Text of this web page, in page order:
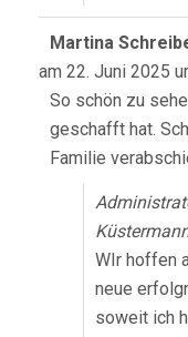
Martina
am 22. Juni 2025
So schön zu
geschafft hat.
Familie
WIr hoffen
neue
soweit ich